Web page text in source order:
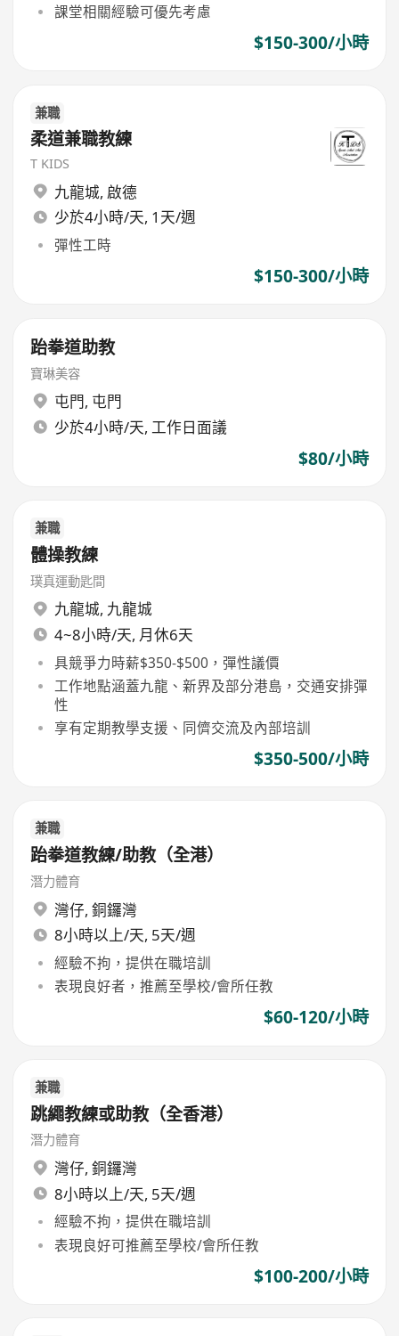
課堂相關經驗可優先考慮
$150-300/小時
兼職
柔道兼職教練
T KIDS
九龍城, 啟德
少於4小時/天, 1天/週
彈性工時
$150-300/小時
跆拳道助教
寶琳美容
屯門, 屯門
少於4小時/天, 工作日面議
$80/小時
兼職
體操教練
璞真運動匙間
九龍城, 九龍城
4~8小時/天, 月休6天
具競爭力時薪$350-$500，彈性議價
工作地點涵蓋九龍、新界及部分港島，交通安排彈
性
享有定期教學支援、同儕交流及內部培訓
$350-500/小時
兼職
跆拳道教練/助教（全港）
潛力體育
灣仔, 銅鑼灣
8小時以上/天, 5天/週
經驗不拘，提供在職培訓
表現良好者，推薦至學校/會所任教
$60-120/小時
兼職
跳繩教練或助教（全香港）
潛力體育
灣仔, 銅鑼灣
8小時以上/天, 5天/週
經驗不拘，提供在職培訓
表現良好可推薦至學校/會所任教
$100-200/小時